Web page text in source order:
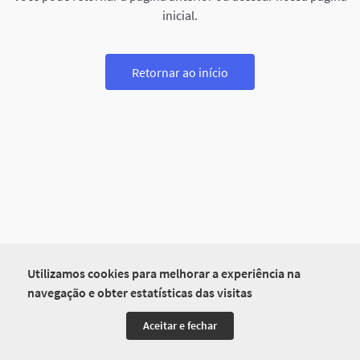
Utilizamos cookies para melhorar a experiência na
navegação e obter estatísticas das visitas
Aceitar e fechar
inicial.
Retornar ao início